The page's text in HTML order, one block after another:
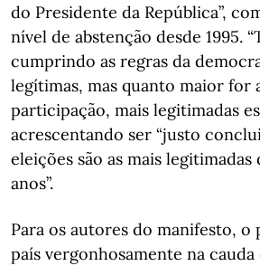
do Presidente da República”,
nível de abstenção desde 1995.
cumprindo as regras da
legítimas, mas quanto maior for
participação, mais legitimadas
acrescentando ser “justo
eleições são as mais
anos”.
Para os autores do manifesto, o
país vergonhosamente na cauda